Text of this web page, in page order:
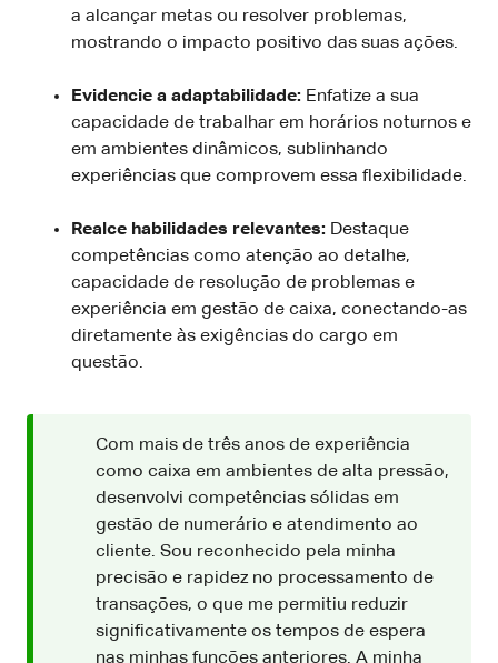
a alcançar metas ou resolver problemas,
mostrando o impacto positivo das suas ações.
Evidencie a adaptabilidade: Enfatize a sua
capacidade de trabalhar em horários noturnos e
em ambientes dinâmicos, sublinhando
experiências que comprovem essa flexibilidade.
Realce habilidades relevantes: Destaque
competências como atenção ao detalhe,
capacidade de resolução de problemas e
experiência em gestão de caixa, conectando-as
diretamente às exigências do cargo em
questão.
Com mais de três anos de experiência
como caixa em ambientes de alta pressão,
desenvolvi competências sólidas em
gestão de numerário e atendimento ao
cliente. Sou reconhecido pela minha
precisão e rapidez no processamento de
transações, o que me permitiu reduzir
significativamente os tempos de espera
nas minhas funções anteriores. A minha